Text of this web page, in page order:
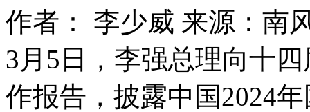
作者： 李少威 来源：南
3月5日，李强总理向十
作报告，披露中国2024